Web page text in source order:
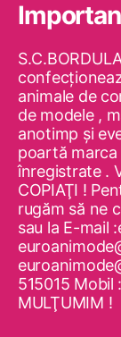
animale de
de modele ,
anotimp şi
poartă marca
înregistrate .
COPIAŢI !
rugăm să ne
sau la E-mail
515015
MULŢUMIM !